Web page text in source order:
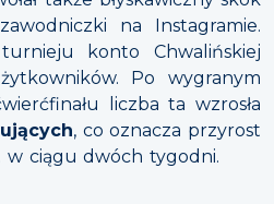
na Instagramie.
konto Chwalińskiej
Po wygranym
liczba ta wzrosła
, co oznacza przyrost
w ciągu dwóch tygodni.